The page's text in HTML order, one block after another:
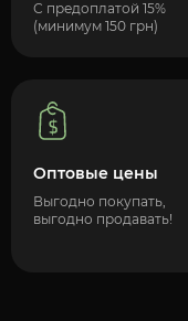
С предоплатой 15%
(минимум 150 грн)
Оптовые цены
Выгодно покупать,
выгодно продавать!